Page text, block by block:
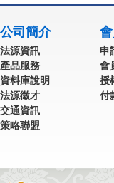
公司簡介
法源資訊
產品服務
資料庫說明
法源徵才
交通資訊
策略聯盟
申
會
授
付